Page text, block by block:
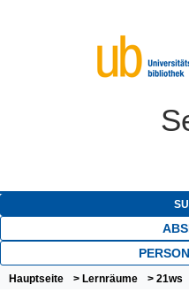
Hauptseite > Lernräume > 21ws